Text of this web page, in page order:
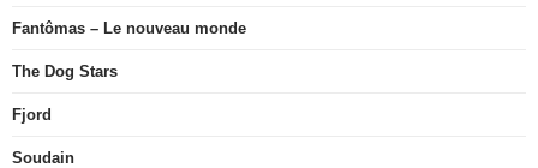
Fantômas – Le nouveau monde
The Dog Stars
Fjord
Soudain